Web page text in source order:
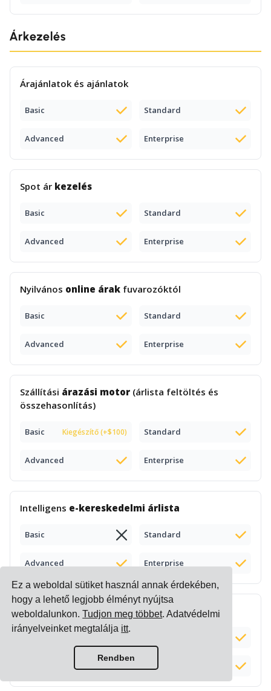
Ez a weboldal sütiket használ annak érdekében,
hogy a lehető legjobb élményt nyújtsa
weboldalunkon.Tudjon meg többet. Adatvédelmi
irányelveinket megtalálja itt.
Rendben
Árkezelés
Árajánlatok és ajánlatok
Basic Standard
Advanced Enterprise
Spot ár kezelés
Basic Standard
Advanced Enterprise
Nyilvános online árak fuvarozóktól
Basic Standard
Advanced Enterprise
Szállítási árazási motor (árlista feltöltés és
összehasonlítás)
Basic Kiegészítő (+$100) Standard
Advanced Enterprise
Intelligens e-kereskedelmi árlista
Basic Standard
Advanced Enterprise
Komplexpótdíj számításés kezelés
Basic
Enterprise